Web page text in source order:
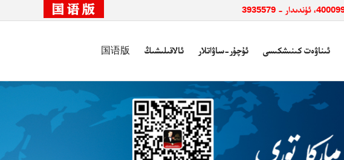
ئىناۋەت كىنىشكىسى ئۇچۇر-ساۋاتلار ئالاقىلىشىڭ 国语版